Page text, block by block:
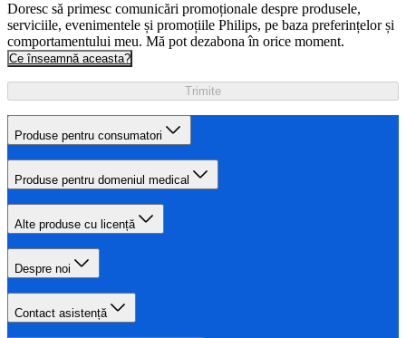
Doresc să primesc comunicări promoționale despre produsele,
serviciile, evenimentele și promoțiile Philips, pe baza preferințelor și
comportamentului meu. Mă pot dezabona în orice moment.
Ce înseamnă aceasta?
Trimite
Produse pentru consumatori
Produse pentru domeniul medical
Alte produse cu licență
Despre noi
Contact asistență